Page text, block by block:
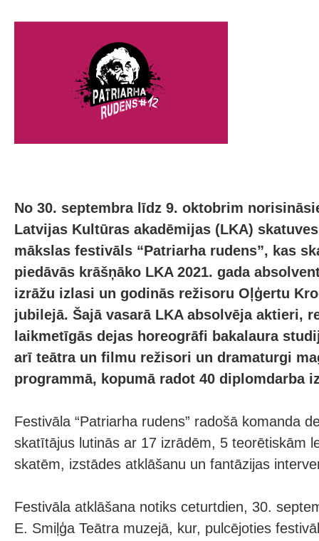
No 30. septembra līdz 9. oktobrim
Latvijas Kultūras akadēmijas (LKA)
mākslas festivāls “Patriarha rudens”, kas
piedāvās krāšņāko LKA 2021. gada
izrāžu izlasi un godinās režisoru Oļģertu
jubilejā. Šajā vasarā LKA absolvēja aktieri,
laikmetīgās dejas horeogrāfi bakalaura
arī teātra un filmu režisori un dramaturgi
programmā, kopumā radot 40 diplomdarba
Festivāla “Patriarha rudens” radošā komanda
skatītājus lutinās ar 17 izrādēm, 5 teorētiskām
skatēm, izstādes atklāšanu un fantāzijas
Festivāla atklāšana notiks ceturtdien, 30.
E. Smiļģa Teātra muzejā, kur, pulcējoties